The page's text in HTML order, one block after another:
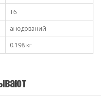
Т6
анодований
0.198 кг